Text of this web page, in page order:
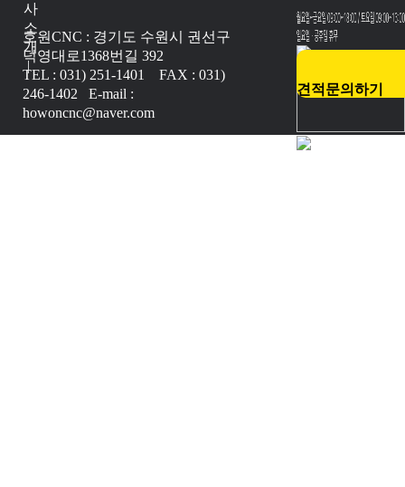
사
소
개
|
호원CNC : 경기도 수원시 권선구
덕영대로1368번길 392
TEL : 031) 251-1401 FAX : 031)
246-1402 E-mail :
howoncnc@naver.com
견적문의하기